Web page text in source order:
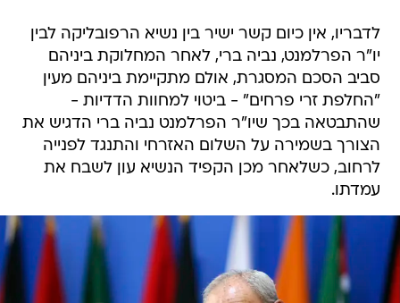
לדבריו, אין כיום קשר ישיר בין נשיא הרפובליקה לבין
יו"ר הפרלמנט, נביה ברי, לאחר המחלוקת ביניהם
סביב הסכם המסגרת, אולם מתקיימת ביניהם מעין
"החלפת זרי פרחים" - ביטוי למחוות הדדיות -
שהתבטאה בכך שיו"ר הפרלמנט נביה ברי הדגיש את
הצורך בשמירה על השלום האזרחי והתנגד לפנייה
לרחוב, כשלאחר מכן הקפיד הנשיא עון לשבח את
עמדתו.